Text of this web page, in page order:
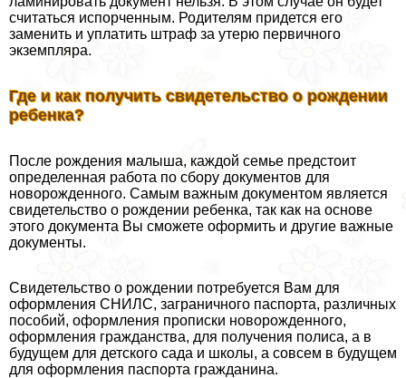
считаться испорченным. Родителям придется его
заменить и уплатить штраф за утерю первичного
экземпляра.
Где и как получить свидетельство о рождении
ребенка?
После рождения малыша, каждой семье предстоит
определенная работа по сбору документов для
новорожденного. Самым важным документом является
свидетельство о рождении ребенка, так как на основе
этого документа Вы сможете оформить и другие важные
документы.
Свидетельство о рождении потребуется Вам для
оформления СНИЛС, заграничного паспорта, различных
пособий, оформления прописки новорожденного,
оформления гражданства, для получения полиса, а в
будущем для детского сада и школы, а совсем в будущем
для оформления паспорта гражданина.